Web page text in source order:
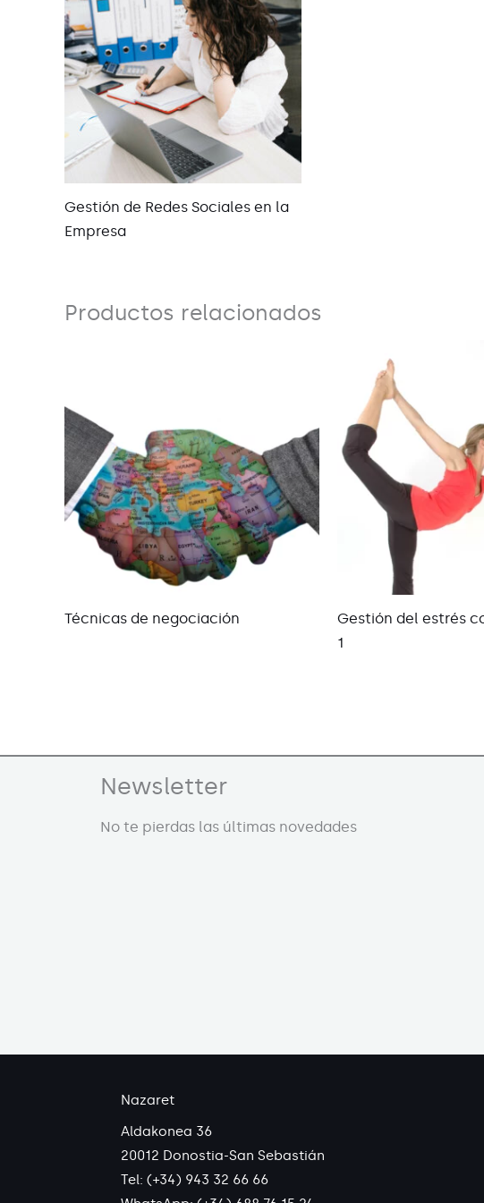
Gestión de Redes Sociales en la
Empresa
Productos relacionados
Técnicas de negociación
Gestión del estrés
1
Newsletter
No te pierdas las últimas novedades
Nazaret
Aldakonea 36
20012 Donostia-San Sebastián
Tel: (+34) 943 32 66 66